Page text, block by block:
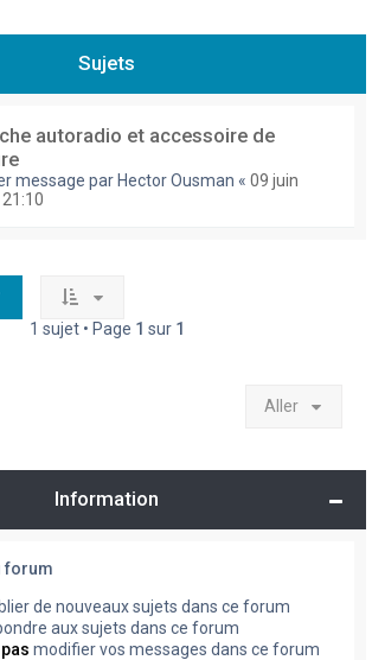
Sujets
autoradio et accessoire de
message par Hector Ousman « 09 juin
1 sujet • Page 1 sur 1
Aller
Information
forum
de nouveaux sujets dans ce forum
aux sujets dans ce forum
modifier vos messages dans ce forum